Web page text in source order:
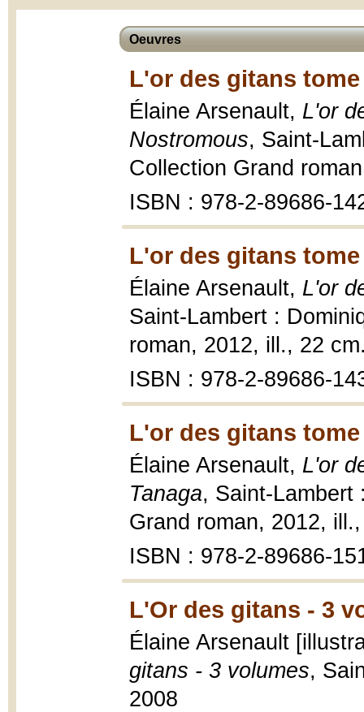
Oeuvres
L'or des gitans tome
Élaine Arsenault, L'or
Nostromous, Saint-
Collection Grand
ISBN : 978-2-89686-
L'or des gitans tome
Élaine Arsenault, L'or
Saint-Lambert :
roman, 2012, ill., 22
ISBN : 978-2-89686-
L'or des gitans tome
Élaine Arsenault, L'or
Tanaga, Saint-Lambert
Grand roman, 2012,
ISBN : 978-2-89686-
L'Or des gitans - 3
Élaine Arsenault
gitans - 3 volumes,
2008